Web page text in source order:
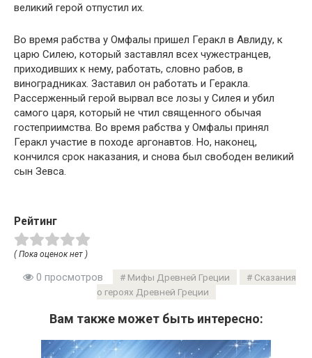
великий герой отпустил их.
Во время рабства у Омфалы пришел Геракл в Авлиду, к
царю Силею, который заставлял всех чужестранцев,
приходивших к нему, работать, словно рабов, в
виноградниках. Заставил он работать и Геракла.
Рассерженный герой вырвал все лозы у Силея и убил
самого царя, который не чтил священного обычая
гостеприимства. Во время рабства у Омфалы принял
Геракл участие в походе аргонавтов. Но, наконец,
кончился срок наказания, и снова был свободен великий
сын Зевса.
Рейтинг
( Пока оценок нет )
0 просмотров Мифы Древней Греции
Сказания
о героях Древней Греции
Вам также может быть интересно: